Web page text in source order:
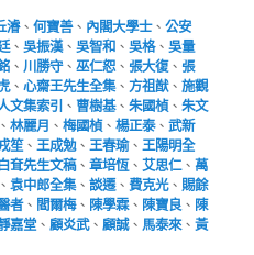
濬、何寶善、 內閣大學士、公安
、吳振漢、吳智和 、吳格、吳量
、 川勝守、巫仁恕 、張大復、張
、心齋王先生全集、方祖猷、施觀
文集索引 、曹樹基、朱國楨、朱文
林麗月 、梅國楨、楊正泰、武新
笙、王成勉、王春瑜、王陽明全
耷先生文稿、章培恆、艾思仁、萬
袁中郎全集、談遷、費克光、 賜餘
者、 閻爾梅、 陳學霖、 陳寶良 、 陳
嘉堂 、顧炎武、顧誠、 馬泰來、黃